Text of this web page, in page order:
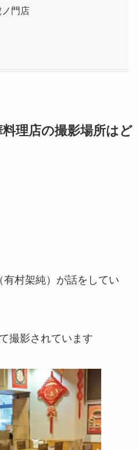
門店
理店の撮影場所はど
村架純）が話をしてい
撮影されています